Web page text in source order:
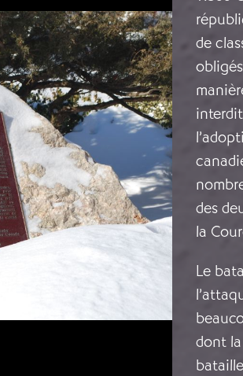
de
des
la
Le
dont